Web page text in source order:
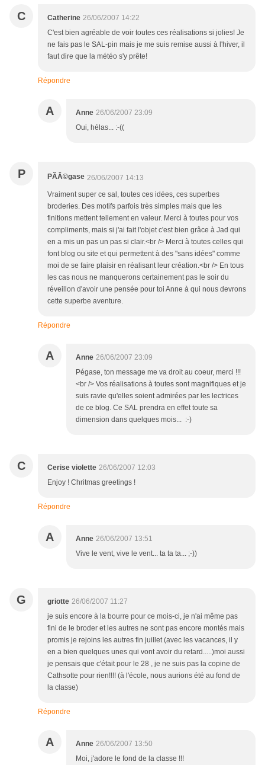
C Catherine 26/06/2007 14:22
C'est bien agréable de voir toutes ces réalisations si jolies! Je
ne fais pas le SAL-pin mais je me suis remise aussi à l'hiver, il
faut dire que la météo s'y prête!
Répondre
A Anne 26/06/2007 23:09
Oui, hélas... :-((
P PÃÂ©gase 26/06/2007 14:13
Vraiment super ce sal, toutes ces idées, ces superbes
broderies. Des motifs parfois très simples mais que les
finitions mettent tellement en valeur. Merci à toutes pour vos
compliments, mais si j'ai fait l'objet c'est bien grâce à Jad qui
en a mis un pas un pas si clair.<br /> Merci à toutes celles qui
font blog ou site et qui permettent à des "sans idées" comme
moi de se faire plaisir en réalisant leur création.<br /> En tous
les cas nous ne manquerons certainement pas le soir du
réveillon d'avoir une pensée pour toi Anne à qui nous devrons
cette superbe aventure.
Répondre
A Anne 26/06/2007 23:09
Pégase, ton message me va droit au coeur, merci !!!
<br /> Vos réalisations à toutes sont magnifiques et je
suis ravie qu'elles soient admirées par les lectrices
de ce blog. Ce SAL prendra en effet toute sa
dimension dans quelques mois... :-)
C Cerise violette 26/06/2007 12:03
Enjoy ! Chritmas greetings !
Répondre
A Anne 26/06/2007 13:51
Vive le vent, vive le vent... ta ta ta... ;-))
G griotte 26/06/2007 11:27
je suis encore à la bourre pour ce mois-ci, je n'ai même pas
fini de le broder et les autres ne sont pas encore montés mais
promis je rejoins les autres fin juillet (avec les vacances, il y
en a bien quelques unes qui vont avoir du retard.....)moi aussi
je pensais que c'était pour le 28 , je ne suis pas la copine de
Cathsotte pour rien!!!! (à l'école, nous aurions été au fond de
la classe)
Répondre
A Anne 26/06/2007 13:50
Moi, j'adore le fond de la classe !!!